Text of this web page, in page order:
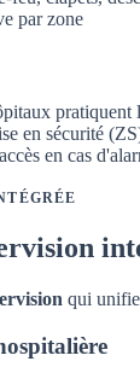
par zone
en sécurité
en cas
qui